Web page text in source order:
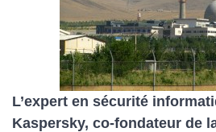
L’expert en sécurité
Kaspersky, co-fondateur de